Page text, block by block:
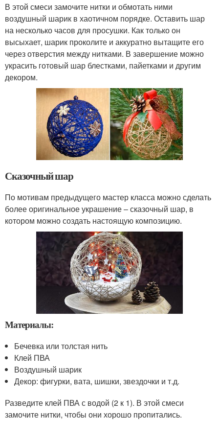
В этой смеси замочите нитки и обмотать ними
воздушный шарик в хаотичном порядке. Оставить шар
на несколько часов для просушки. Как только он
высыхает, шарик проколите и аккуратно вытащите его
через отверстия между нитками. В завершение можно
украсить готовый шар блестками, пайетками и другим
декором.
Сказочный шар
По мотивам предыдущего мастер класса можно сделать
более оригинальное украшение – сказочный шар, в
котором можно создать настоящую композицию.
Материалы:
Бечевка или толстая нить
Клей ПВА
Воздушный шарик
Декор: фигурки, вата, шишки, звездочки и т.д.
Разведите клей ПВА с водой (2 к 1). В этой смеси
замочите нитки, чтобы они хорошо пропитались.